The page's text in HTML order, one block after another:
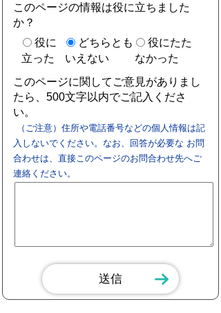
このページの情報は役に立ちました
か？
役に
立った
どちらとも
いえない
役にたた
なかった
このページに関してご意見がありまし
たら、500文字以内でご記入くださ
い。
（ご注意）住所や電話番号などの個人情報は記
入しないでください。なお、回答が必要な お問
合わせは、直接このページのお問合わせ先へご
連絡ください。